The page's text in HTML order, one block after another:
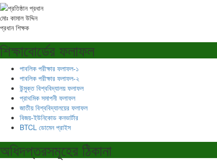
মোঃ কামাল উদ্দিন
প্রধান শিক্ষক
শিক্ষাবোর্ডের ফলাফল
পাবলিক পরীক্ষার ফলাফল-১
পাবলিক পরীক্ষার ফলাফল-২
উন্মুক্ত বিশ্ববিদ্যালয় ফলাফল
প্রাথমিক সমাপনী ফলাফল
জাতীয় বিশ্ববিদ্যালয়ের ফলাফল
বিজয়-ইউনিকোড কনভার্টার
BTCL ডোমেন প্রাইস
অধিদপ্তরসমূহের ঠিকানা